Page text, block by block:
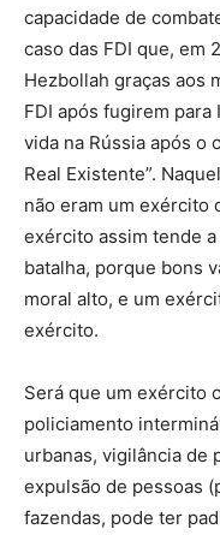
capacidade de
caso das FDI que, em
Hezbollah graças aos
FDI após fugirem para
vida na Rússia após o
Real Existente”.
não eram um exército
exército assim tende
batalha, porque bons
moral alto, e um
exército.
Será que um exército
policiamento
urbanas, vigilância de
expulsão de pessoas
fazendas, pode ter